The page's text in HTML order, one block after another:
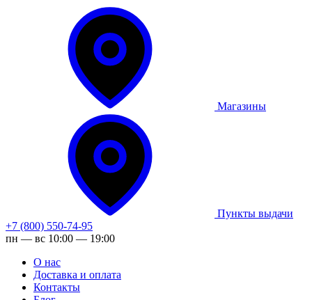
Магазины
Пункты выдачи
+7 (800) 550-74-95
пн — вс 10:00 — 19:00
О нас
Доставка и оплата
Контакты